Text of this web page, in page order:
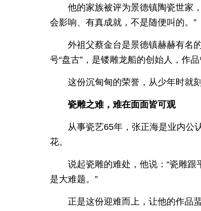
他的家族被评为景德镇陶瓷世家
会影响、有真成就，不是随便叫的。”
外祖父蔡金台是景德镇赫赫有名
号“盘古”，是镂雕龙船的创始人，作
这份沉甸甸的荣誉，从少年时就
瓷雕之难，难在面面皆可观
从事瓷艺65年，张正海是业内公
花。
说起瓷雕的难处，他说：“瓷雕
是大难题。”
正是这份迎难而上，让他的作品